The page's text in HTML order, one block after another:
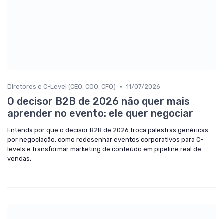
Diretores e C-Level (CEO, COO, CFO) • 11/07/2026
O decisor B2B de 2026 não quer mais
aprender no evento: ele quer negociar
Entenda por que o decisor B2B de 2026 troca palestras genéricas
por negociação, como redesenhar eventos corporativos para C-
levels e transformar marketing de conteúdo em pipeline real de
vendas.